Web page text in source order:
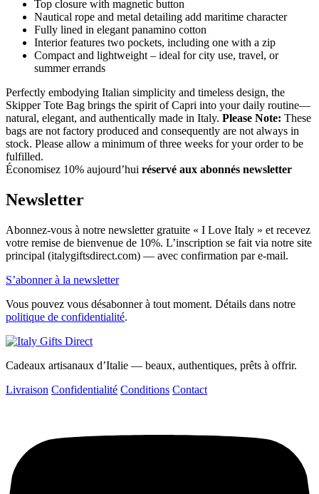
Top closure with magnetic button
Nautical rope and metal detailing add maritime character
Fully lined in elegant panamino cotton
Interior features two pockets, including one with a zip
Compact and lightweight – ideal for city use, travel, or
summer errands
Perfectly embodying Italian simplicity and timeless design, the
Skipper Tote Bag brings the spirit of Capri into your daily routine—
natural, elegant, and authentically made in Italy. Please Note: These
bags are not factory produced and consequently are not always in
stock. Please allow a minimum of three weeks for your order to be
fulfilled.
Économisez 10% aujourd’hui réservé aux abonnés newsletter
Newsletter
Abonnez-vous à notre newsletter gratuite « I Love Italy » et recevez
votre remise de bienvenue de 10%. L’inscription se fait via notre site
principal (italygiftsdirect.com) — avec confirmation par e-mail.
S’abonner à la newsletter
Vous pouvez vous désabonner à tout moment. Détails dans notre
politique de confidentialité.
Cadeaux artisanaux d’Italie — beaux, authentiques, prêts à offrir.
Livraison Confidentialité Conditions Contact